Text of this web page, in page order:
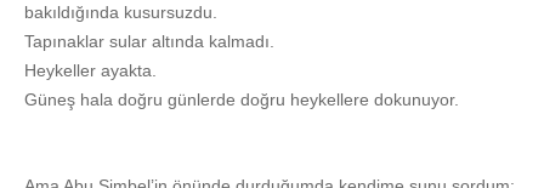
bakıldığında kusursuzdu.
Tapınaklar sular altında kalmadı.
Heykeller ayakta.
Güneş hala doğru günlerde doğru heykellere dokunuyor.